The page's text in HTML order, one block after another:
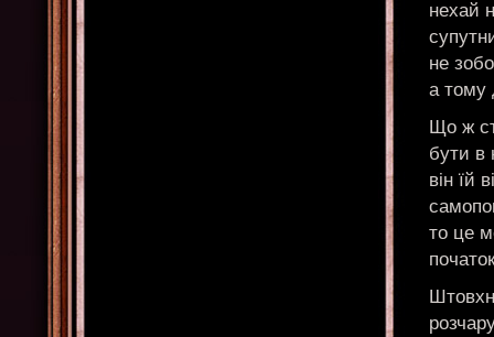
нехай
не
а тому
Що ж
бути в
він їй
то це